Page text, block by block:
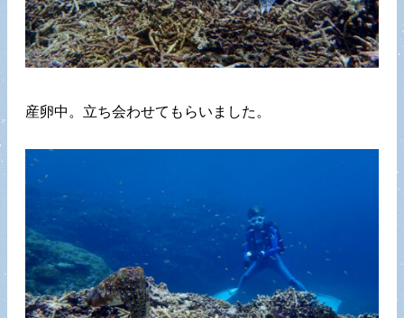
産卵中。立ち会わせてもらいました。